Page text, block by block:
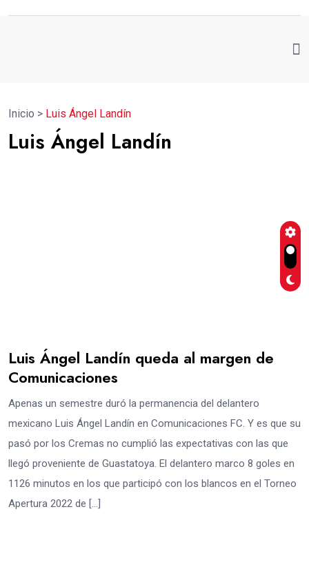
Inicio > Luis Ángel Landín
Luis Ángel Landín
Luis Ángel Landín queda al margen de
Comunicaciones
Apenas un semestre duró la permanencia del delantero
mexicano Luis Ángel Landín en Comunicaciones FC. Y es que su
pasó por los Cremas no cumplió las expectativas con las que
llegó proveniente de Guastatoya. El delantero marco 8 goles en
1126 minutos en los que participó con los blancos en el Torneo
Apertura 2022 de […]